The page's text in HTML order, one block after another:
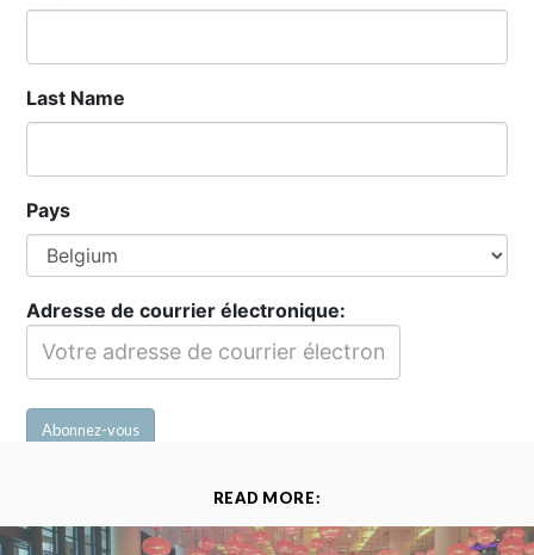
Last Name
Pays
Adresse de courrier électronique:
READ MORE: